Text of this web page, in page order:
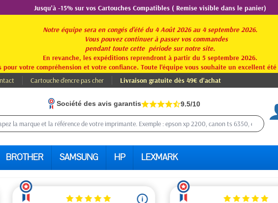
Jusqu'à -15% sur vos Cartouches Compatibles ( Remise visible dans le panier)
Notre équipe sera en congés d'été du 4 Août 2026 au 4 septembre 2026.
Vous pouvez continuer à passer vos commandes
pendant toute cette période sur notre site.
En revanche, les expéditions reprendront à partir du 5 septembre 2026.
pour votre compréhension et votre confiance. Toute l'équipe vous souhaite un excellent
Cartouche d'encre pas cher Livraison gratuite dès 49€ d'achat
Société des avis garantis 9.5/10
BROTHER SAMSUNG HP LEXMARK